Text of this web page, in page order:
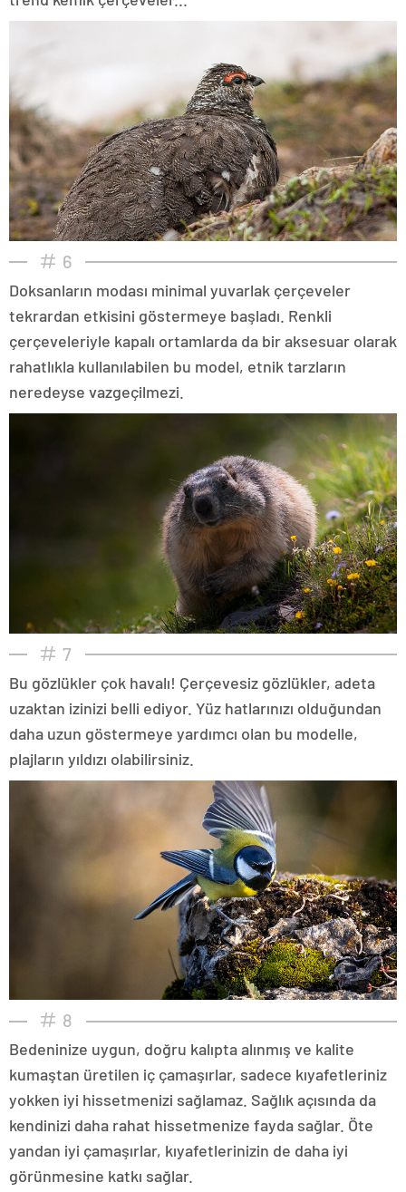
6
Doksanların modası minimal yuvarlak çerçeveler
tekrardan etkisini göstermeye başladı. Renkli
çerçeveleriyle kapalı ortamlarda da bir aksesuar olarak
rahatlıkla kullanılabilen bu model, etnik tarzların
neredeyse vazgeçilmezi.
7
Bu gözlükler çok havalı! Çerçevesiz gözlükler, adeta
uzaktan izinizi belli ediyor. Yüz hatlarınızı olduğundan
daha uzun göstermeye yardımcı olan bu modelle,
plajların yıldızı olabilirsiniz.
8
Bedeninize uygun, doğru kalıpta alınmış ve kalite
kumaştan üretilen iç çamaşırlar, sadece kıyafetleriniz
yokken iyi hissetmenizi sağlamaz. Sağlık açısında da
kendinizi daha rahat hissetmenize fayda sağlar. Öte
yandan iyi çamaşırlar, kıyafetlerinizin de daha iyi
görünmesine katkı sağlar.